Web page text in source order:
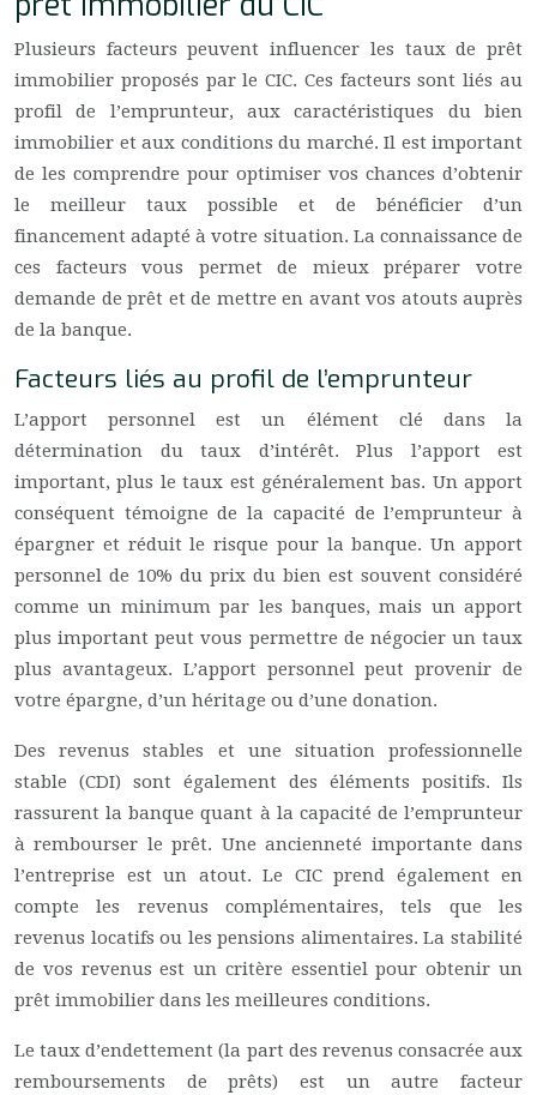
Plusieurs facteurs peuvent influencer les taux de prêt
immobilier proposés par le CIC. Ces facteurs sont liés au
profil de l’emprunteur, aux caractéristiques du bien
immobilier et aux conditions du marché. Il est important
de les comprendre pour optimiser vos chances d’obtenir
le meilleur taux possible et de bénéficier d’un
financement adapté à votre situation. La connaissance de
ces facteurs vous permet de mieux préparer votre
demande de prêt et de mettre en avant vos atouts auprès
de la banque.
Facteurs liés au profil de l’emprunteur
L’apport personnel est un élément clé dans la
détermination du taux d’intérêt. Plus l’apport est
important, plus le taux est généralement bas. Un apport
conséquent témoigne de la capacité de l’emprunteur à
épargner et réduit le risque pour la banque. Un apport
personnel de 10% du prix du bien est souvent considéré
comme un minimum par les banques, mais un apport
plus important peut vous permettre de négocier un taux
plus avantageux. L’apport personnel peut provenir de
votre épargne, d’un héritage ou d’une donation.
Des revenus stables et une situation professionnelle
stable (CDI) sont également des éléments positifs. Ils
rassurent la banque quant à la capacité de l’emprunteur
à rembourser le prêt. Une ancienneté importante dans
l’entreprise est un atout. Le CIC prend également en
compte les revenus complémentaires, tels que les
revenus locatifs ou les pensions alimentaires. La stabilité
de vos revenus est un critère essentiel pour obtenir un
prêt immobilier dans les meilleures conditions.
Le taux d’endettement (la part des revenus consacrée aux
remboursements de prêts) est un autre facteur